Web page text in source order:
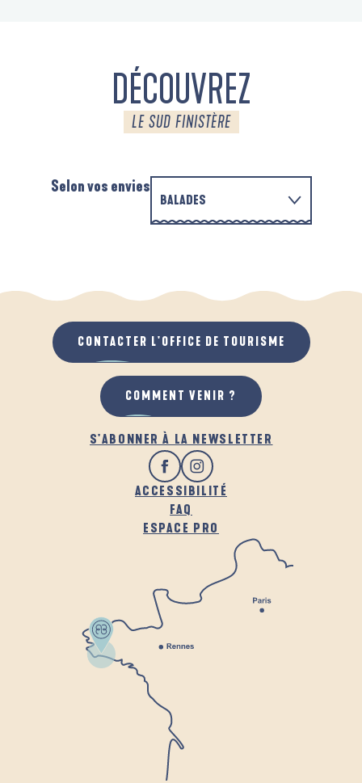
DÉCOUVREZ
LE SUD FINISTÈRE
Selon vos envies
BALADES
QUAND IL PLEUT
AU GRAND AIR
S'ABONNER À LA NEWSLETTER
ACCESSIBILITÉ
FAQ
ESPACE PRO
CONTACTER L'OFFICE DE TOURISME
COMMENT VENIR ?